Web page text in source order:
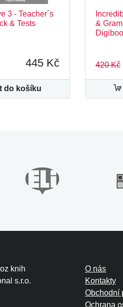
3 - Teacher´s
& Tests
445 Kč
do košíku
&
420 Kč
knih
s.r.o.
O nás
Kontakty
Obchodní
Ochrana